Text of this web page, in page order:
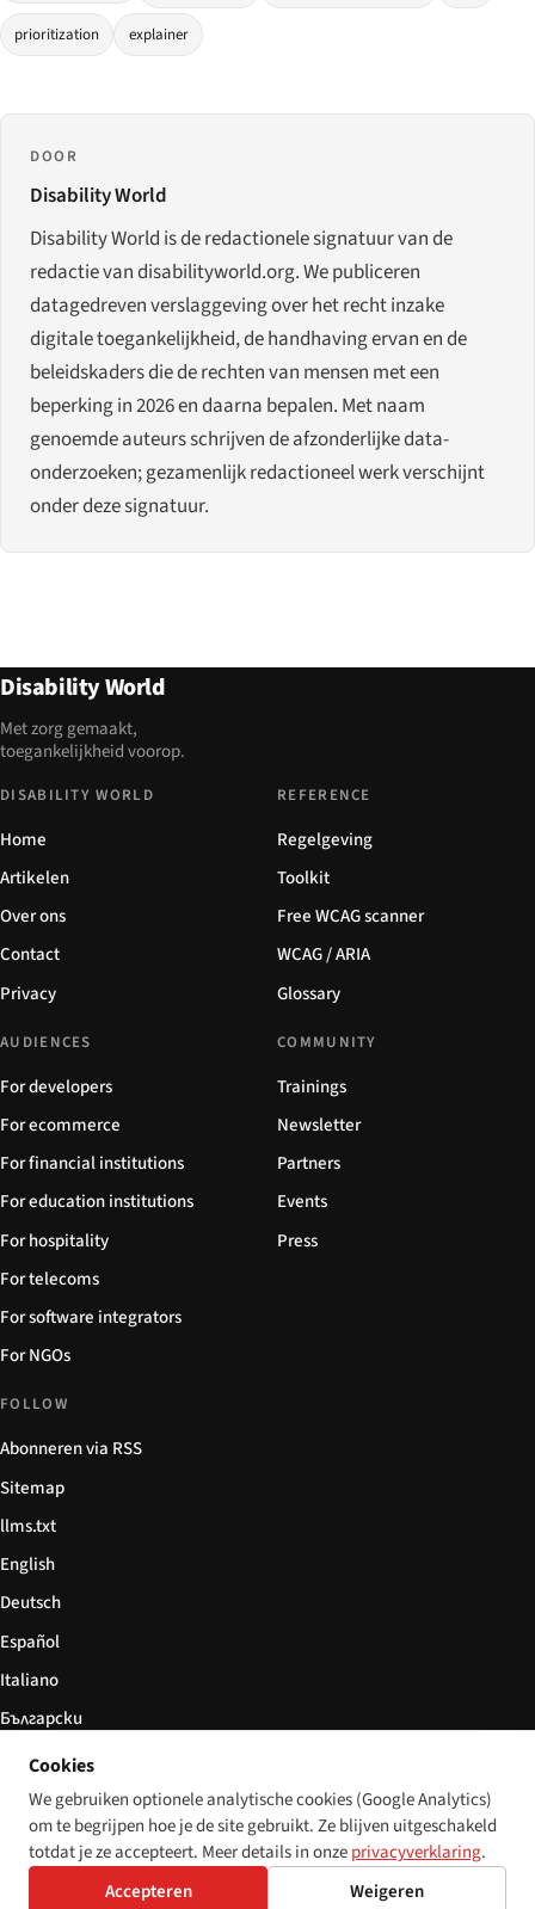
prioritization explainer
DOOR
Disability World
Disability World is de redactionele signatuur van de
redactie van disabilityworld.org. We publiceren
datagedreven verslaggeving over het recht inzake
digitale toegankelijkheid, de handhaving ervan en de
beleidskaders die de rechten van mensen met een
beperking in 2026 en daarna bepalen. Met naam
genoemde auteurs schrijven de afzonderlijke data-
onderzoeken; gezamenlijk redactioneel werk verschijnt
onder deze signatuur.
Disability World
Met zorg gemaakt,
toegankelijkheid voorop.
DISABILITY WORLD
Home
Artikelen
Over ons
Contact
Privacy
REFERENCE
Regelgeving
Toolkit
Free WCAG scanner
WCAG / ARIA
Glossary
AUDIENCES
For developers
For ecommerce
For financial institutions
For education institutions
For hospitality
For telecoms
For software integrators
For NGOs
COMMUNITY
Trainings
Newsletter
Partners
Events
Press
FOLLOW
Abonneren via RSS
Sitemap
llms.txt
English
Deutsch
Español
Italiano
Български
简体中文
© 2026 Disability World. Alle rechten voorbehouden. Cookie settings
DeutschEspañolItaliano 简体中文PolskiFrançais
Cookies
We gebruiken optionele analytische cookies (Google Analytics)
om te begrijpen hoe je de site gebruikt. Ze blijven uitgeschakeld
totdat je ze accepteert. Meer details in onzeprivacyverklaring.
Accepteren
Weigeren